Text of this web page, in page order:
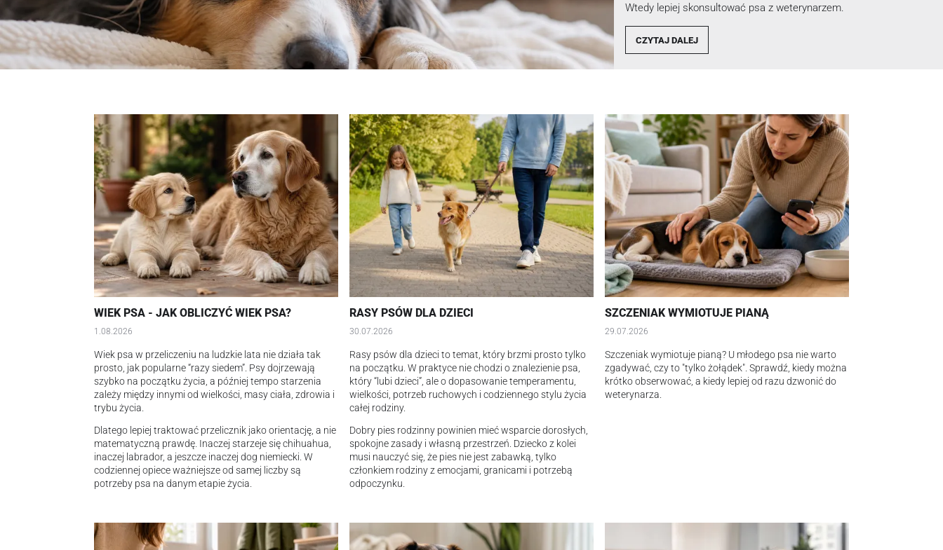
Wtedy lepiej skonsultować psa z weterynarzem.
CZYTAJ DALEJ
WIEK PSA - JAK OBLICZYĆ WIEK PSA?
1.08.2026
Wiek psa w przeliczeniu na ludzkie lata nie działa tak
prosto, jak popularne “razy siedem”. Psy dojrzewają
szybko na początku życia, a później tempo starzenia
zależy między innymi od wielkości, masy ciała, zdrowia i
trybu życia.
Dlatego lepiej traktować przelicznik jako orientację, a nie
matematyczną prawdę. Inaczej starzeje się chihuahua,
inaczej labrador, a jeszcze inaczej dog niemiecki. W
codziennej opiece ważniejsze od samej liczby są
potrzeby psa na danym etapie życia.
RASY PSÓW DLA DZIECI
30.07.2026
Rasy psów dla dzieci to temat, który brzmi prosto tylko
na początku. W praktyce nie chodzi o znalezienie psa,
który “lubi dzieci”, ale o dopasowanie temperamentu,
wielkości, potrzeb ruchowych i codziennego stylu życia
całej rodziny.
Dobry pies rodzinny powinien mieć wsparcie dorosłych,
spokojne zasady i własną przestrzeń. Dziecko z kolei
musi nauczyć się, że pies nie jest zabawką, tylko
członkiem rodziny z emocjami, granicami i potrzebą
odpoczynku.
SZCZENIAK WYMIOTUJE PIANĄ
29.07.2026
Szczeniak wymiotuje pianą? U młodego psa nie warto
zgadywać, czy to "tylko żołądek". Sprawdź, kiedy można
krótko obserwować, a kiedy lepiej od razu dzwonić do
weterynarza.